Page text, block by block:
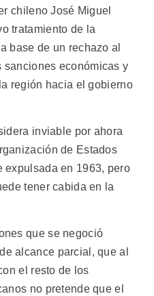
chileno José Miguel
tratamiento de la
base de un rechazo al
sanciones económicas y
región hacia el gobierno
inviable por ahora
de Estados
expulsada en 1963, pero
tener cabida en la
que se negoció
alcance parcial, que al
el resto de los
no pretende que el